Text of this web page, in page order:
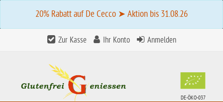
20% Rabatt auf De Cecco ➤ Aktion bis 31.08.26
Zur Kasse Ihr Konto Anmelden
DE-ÖKO-037